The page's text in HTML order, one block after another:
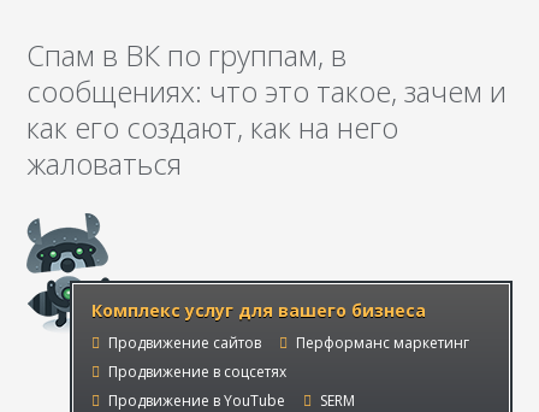
Спам в ВК по группам, в
сообщениях: что это такое, зачем и
как его создают, как на него
жаловаться
Комплекс услуг для вашего бизнеса
Продвижение сайтов
Перформанс маркетинг
Продвижение в соцсетях
Продвижение в YouTube
SERM